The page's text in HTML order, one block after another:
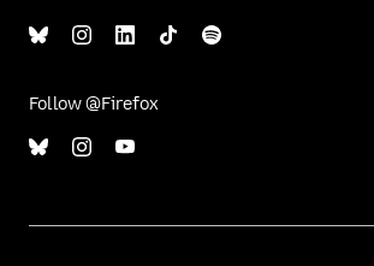
Follow @Firefox